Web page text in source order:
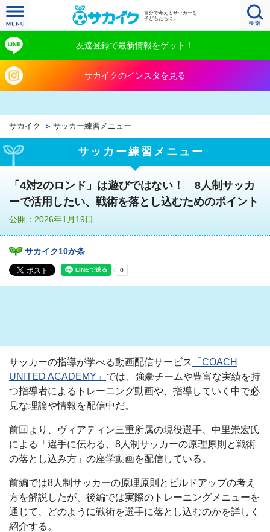
自分で考えるサッカーを
子どもたちに。
友達登録で最新情報をゲット！
サカイクのインスタを見る
サカイク サッカー練習メニュー
サッカー練習メニュー
「4対2のロンド」は遊びではない！ 8人制サッカ
ーで活用したい、戦術を落とし込むためのポイント
公開：2026年1月19日
サカイク10か条
サッカーの指導が学べる動画配信サービス
「COACH
UNITED ACADEMY」 では、強豪チームや豊富な実績を持
つ指導者によるトレーニング動画や、指導していく中で必
見な理論や情報を配信中だ。
前回より、ヴィアティン三重所属の現役選手、中里崇宏氏
による「選手に伝わる、8人制サッカーの原理原則と戦術
の落とし込み方」の座学動画を配信している。
前編では8人制サッカーの原理原則とビルドアップの考え
方を解説したが、後編では実際のトレーニングメニューを
通じて、どのように戦術を選手に落とし込むのかを詳しく
紹介する。